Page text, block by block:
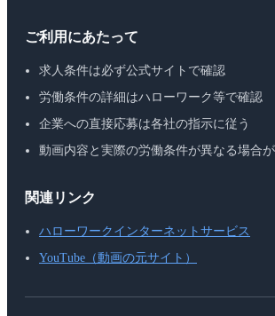
ご利用にあたって
求人条件は必ず公式サイトで確認
労働条件の詳細はハローワーク等で確認
企業への直接応募は各社の指示に従う
動画内容と実際の労働条件が異なる場合
関連リンク
ハローワークインターネットサービス
YouTube（動画の元サイト）